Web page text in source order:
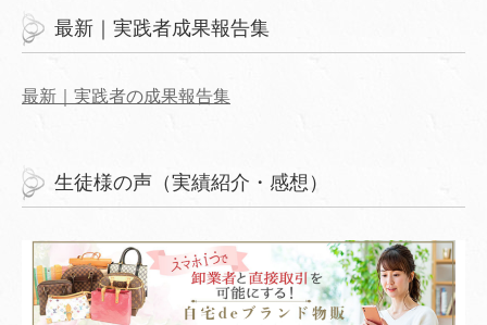
最新｜実践者成果報告集
最新｜実践者の成果報告集
生徒様の声（実績紹介・感想）